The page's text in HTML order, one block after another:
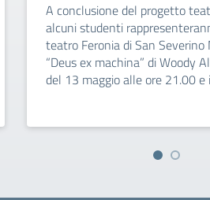
A conclusione del progetto
alcuni studenti
teatro Feronia di San
“Deus ex machina” di Woody
del 13 maggio alle ore 21.00